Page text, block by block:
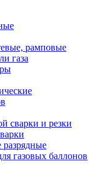
рамповые
газа
сварки и резки
газовых баллонов